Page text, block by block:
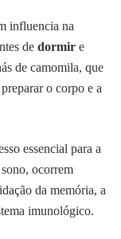
influencia na
de dormir e
de camomila, que
o corpo e a
essencial para a
ocorrem
da memória, a
imunológico.